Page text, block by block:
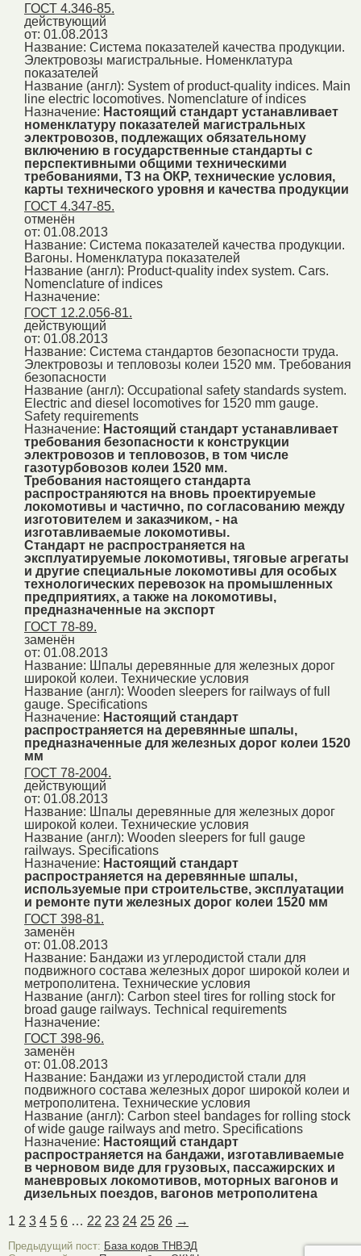
ГОСТ 4.346-85.
действующий
от: 01.08.2013
Название: Система показателей качества продукции.
Электровозы магистральные. Номенклатура
показателей
Название (англ): System of product-quality indices. Main
line electric locomotives. Nomenclature of indices
Назначение: Настоящий стандарт устанавливает
номенклатуру показателей магистральных
электровозов, подлежащих обязательному
включению в государственные стандарты с
перспективными общими техническими
требованиями, ТЗ на ОКР, технические условия,
карты технического уровня и качества продукции
ГОСТ 4.347-85.
отменён
от: 01.08.2013
Название: Система показателей качества продукции.
Вагоны. Номенклатура показателей
Название (англ): Product-quality index system. Cars.
Nomenclature of indices
Назначение:
ГОСТ 12.2.056-81.
действующий
от: 01.08.2013
Название: Система стандартов безопасности труда.
Электровозы и тепловозы колеи 1520 мм. Требования
безопасности
Название (англ): Occupational safety standards system.
Electric and diesel locomotives for 1520 mm gauge.
Safety requirements
Назначение: Настоящий стандарт устанавливает
требования безопасности к конструкции
электровозов и тепловозов, в том числе
газотурбовозов колеи 1520 мм.
Требования настоящего стандарта
распространяются на вновь проектируемые
локомотивы и частично, по согласованию между
изготовителем и заказчиком, - на
изготавливаемые локомотивы.
Стандарт не распространяется на
эксплуатируемые локомотивы, тяговые агрегаты
и другие специальные локомотивы для особых
технологических перевозок на промышленных
предприятиях, а также на локомотивы,
предназначенные на экспорт
ГОСТ 78-89.
заменён
от: 01.08.2013
Название: Шпалы деревянные для железных дорог
широкой колеи. Технические условия
Название (англ): Wooden sleepers for railways of full
gauge. Specifications
Назначение: Настоящий стандарт
распространяется на деревянные шпалы,
предназначенные для железных дорог колеи 1520
мм
ГОСТ 78-2004.
действующий
от: 01.08.2013
Название: Шпалы деревянные для железных дорог
широкой колеи. Технические условия
Название (англ): Wooden sleepers for full gauge
railways. Specifications
Назначение: Настоящий стандарт
распространяется на деревянные шпалы,
используемые при строительстве, эксплуатации
и ремонте пути железных дорог колеи 1520 мм
ГОСТ 398-81.
заменён
от: 01.08.2013
Название: Бандажи из углеродистой стали для
подвижного состава железных дорог широкой колеи и
метрополитена. Технические условия
Название (англ): Carbon steel tires for rolling stock for
broad gauge railways. Technical requirements
Назначение:
ГОСТ 398-96.
заменён
от: 01.08.2013
Название: Бандажи из углеродистой стали для
подвижного состава железных дорог широкой колеи и
метрополитена. Технические условия
Название (англ): Carbon steel bandages for rolling stock
of wide gauge railways and metro. Specifications
Назначение: Настоящий стандарт
распространяется на бандажи, изготавливаемые
в черновом виде для грузовых, пассажирских и
маневровых локомотивов, моторных вагонов и
дизельных поездов, вагонов метрополитена
1 2 3 4 5 6 … 22 23 24 25 26 →
Предыдущий пост: База кодов ТНВЭД